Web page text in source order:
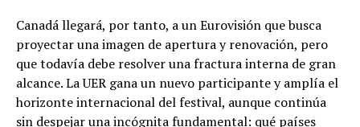
Canadá llegará, por tanto, a un Eurovisión que busca
proyectar una imagen de apertura y renovación, pero
que todavía debe resolver una fractura interna de gran
alcance. La UER gana un nuevo participante y amplía el
horizonte internacional del festival, aunque continúa
sin despejar una incógnita fundamental: qué países